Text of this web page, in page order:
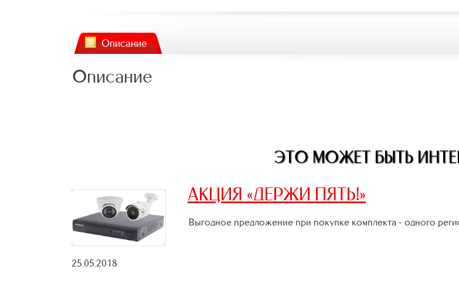
Описание
Описание
ЭТО МОЖЕТ БЫТЬ
25.05.2018
АКЦИЯ «ДЕРЖИ ПЯТЬ!»
Выгодное предложение при покупке комплекта - одного